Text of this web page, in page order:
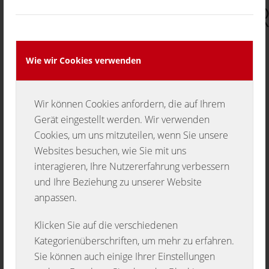
Wie wir Cookies verwenden
Wir können Cookies anfordern, die auf Ihrem
Gerät eingestellt werden. Wir verwenden
Cookies, um uns mitzuteilen, wenn Sie unsere
Websites besuchen, wie Sie mit uns
interagieren, Ihre Nutzererfahrung verbessern
und Ihre Beziehung zu unserer Website
anpassen.
Klicken Sie auf die verschiedenen
Kategorienüberschriften, um mehr zu erfahren.
Sie können auch einige Ihrer Einstellungen
des Musikvereins „Die Musketiere“
Oberschwandorf e.V.
am 16.01.2016 um 20:00 Uhr
im Mostbesen Oberschwandorf